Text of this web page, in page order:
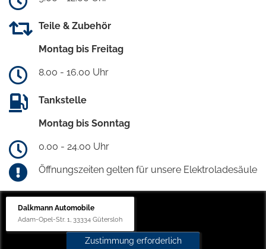
Teile & Zubehör
Montag bis Freitag
8.00 - 16.00 Uhr
Tankstelle
Montag bis Sonntag
0.00 - 24.00 Uhr
Öffnungszeiten gelten für unsere Elektroladesäule
Dalkmann Automobile
Adam-Opel-Str. 1, 33334 Gütersloh
Zustimmung erforderlich